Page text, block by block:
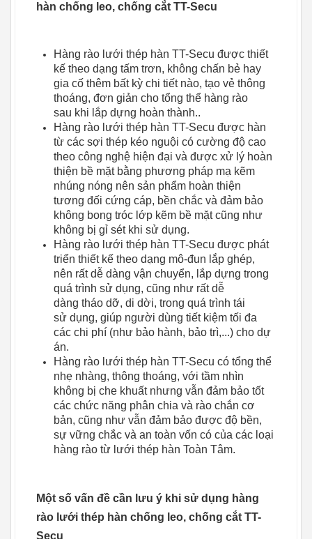
hàn chống leo, chống cắt TT-Secu
Hàng rào lưới thép hàn TT-Secu được thiết
kế theo dạng tấm trơn, không chấn bẻ hay
gia cố thêm bất kỳ chi tiết nào, tạo vẻ thông
thoáng, đơn giản cho tổng thể hàng rào
sau khi lắp dựng hoàn thành..
Hàng rào lưới thép hàn TT-Secu được hàn
từ các sợi thép kéo nguội có cường độ cao
theo công nghệ hiện đại và được xử lý hoàn
thiện bề mặt bằng phương pháp mạ kẽm
nhúng nóng nên sản phẩm hoàn thiện
tương đối cứng cáp, bền chắc và đảm bảo
không bong tróc lớp kẽm bề mặt cũng như
không bị gỉ sét khi sử dụng.
Hàng rào lưới thép hàn TT-Secu được phát
triển thiết kế theo dạng mô-đun lắp ghép,
nên rất dễ dàng vận chuyển, lắp dựng trong
quá trình sử dụng, cũng như rất dễ
dàng tháo dỡ, di dời, trong quá trình tái
sử dụng, giúp người dùng tiết kiệm tối đa
các chi phí (như bảo hành, bảo trì,...) cho dự
án.
Hàng rào lưới thép hàn TT-Secu có tổng thể
nhẹ nhàng, thông thoáng, với tầm nhìn
không bị che khuất nhưng vẫn đảm bảo tốt
các chức năng phân chia và rào chắn cơ
bản, cũng như vẫn đảm bảo được độ bền,
sự vững chắc và an toàn vốn có của các loại
hàng rào từ lưới thép hàn Toàn Tâm.
Một số vấn đề cần lưu ý khi sử dụng hàng
rào lưới thép hàn chống leo, chống cắt TT-
Secu